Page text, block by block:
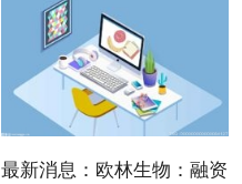
最新消息：欧林生物：融资